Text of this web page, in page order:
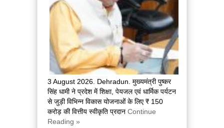
3 August 2026. Dehradun. मुख्यमंत्री पुष्कर
सिंह धामी ने प्रदेश में शिक्षा, पेयजल एवं धार्मिक पर्यटन
से जुड़ी विभिन्न विकास योजनाओं के लिए ₹ 150
करोड़ की वित्तीय स्वीकृति प्रदान Continue
Reading »